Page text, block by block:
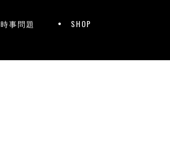
時事問題
SHOP